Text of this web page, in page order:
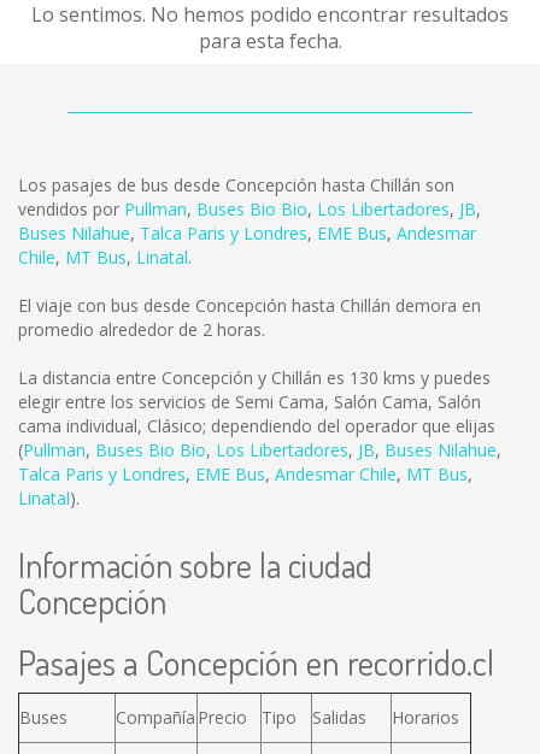
Lo sentimos. No hemos podido encontrar resultados
para esta fecha.
Los pasajes de bus desde Concepción hasta Chillán son
vendidos por Pullman, Buses Bio Bio, Los Libertadores, JB,
Buses Nilahue, Talca Paris y Londres, EME Bus, Andesmar
Chile, MT Bus, Linatal.
El viaje con bus desde Concepción hasta Chillán demora en
promedio alrededor de 2 horas.
La distancia entre Concepción y Chillán es 130 kms y puedes
elegir entre los servicios de Semi Cama, Salón Cama, Salón
cama individual, Clásico; dependiendo del operador que elijas
(Pullman, Buses Bio Bio, Los Libertadores, JB, Buses Nilahue,
Talca Paris y Londres, EME Bus, Andesmar Chile, MT Bus,
Linatal).
Información sobre la ciudad
Concepción
Pasajes a Concepción en recorrido.cl
Buses Compañía Precio Tipo Salidas Horarios